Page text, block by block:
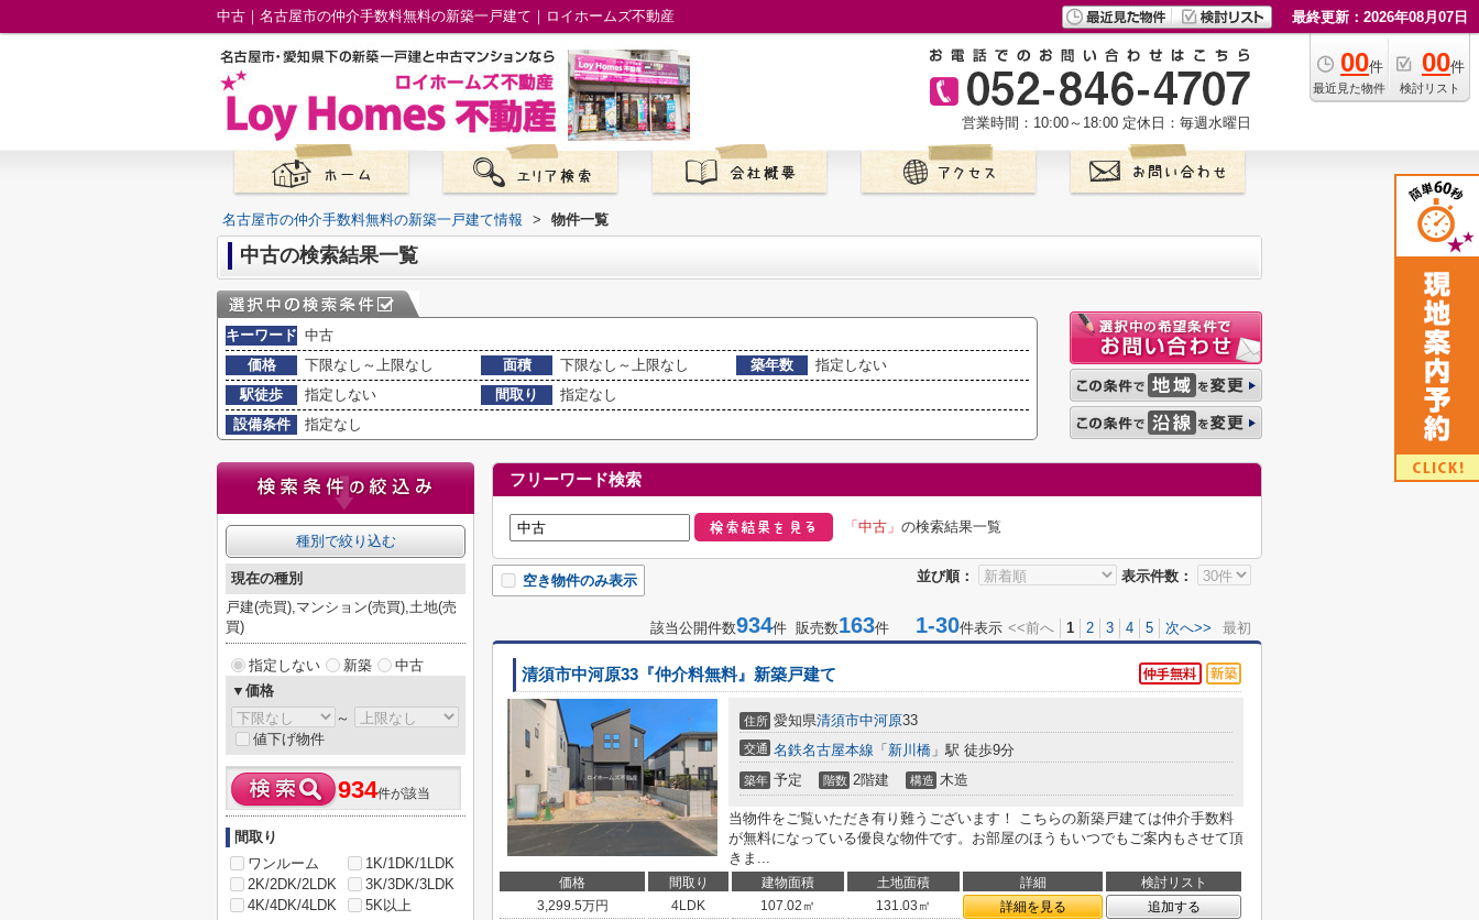
中古｜名古屋市の仲介手数料無料の新築一戸建て｜ロイホームズ不動産 最終更新：2026年08月07日
00件
最近見た物件
00件
検討リスト
営業時間：10:00～18:00 定休日：毎週水曜日
名古屋市の仲介手数料無料の新築一戸建て情報 > 物件一覧
中古の検索結果一覧
キーワード 中古
価格
下限なし～上限なし 面積 下限なし～上限なし 築年数
指定しない
駅徒歩
指定しない 間取り
指定なし
設備条件
指定なし
フリーワード検索
「中古」 の検索結果一覧
並び順： 表示件数：
空き物件のみ表示
該当公開件数934件 販売数163件 1-30件表示 <<前へ 1 2 3 4 5 次へ>> 最初
清須市中河原33『仲介料無料』新築戸建て
住所 愛知県清須市中河原33
交通 名鉄名古屋本線 「 新川橋 」駅 徒歩9分
築年 予定 階数 2階建 構造 木造
当物件をご覧いただき有り難うございます！ こちらの新築戸建ては仲介手数料
が無料になっている優良な物件です。お部屋のほうもいつでもご案内もさせて頂
きま...
価格 間取り 建物面積 土地面積 詳細
検討リスト
3,299.5万円 4LDK 107.02㎡ 131.03㎡ 詳細を見る
追加する
種別で絞り込む
現在の種別
戸建(売買),マンション(売買),土地(売
買)
指定しない 新築
中古
▼価格
～
値下げ物件
934件が該当
間取り
ワンルーム
1K/1DK/1LDK
2K/2DK/2LDK
3K/3DK/3LDK
4K/4DK/4LDK
5K以上